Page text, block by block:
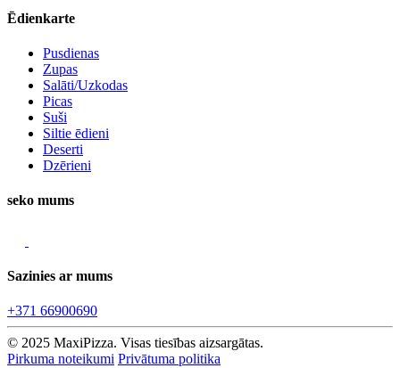
Ēdienkarte
Pusdienas
Zupas
Salāti/Uzkodas
Picas
Suši
Siltie ēdieni
Deserti
Dzērieni
seko mums
Sazinies ar mums
+371 66900690
© 2025 MaxiPizza. Visas tiesības aizsargātas.
Pirkuma noteikumi Privātuma politika